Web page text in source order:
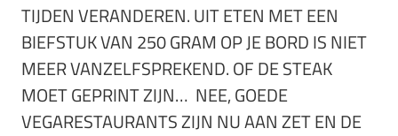
TIJDEN VERANDEREN. UIT ETEN MET EEN
BIEFSTUK VAN 250 GRAM OP JE BORD IS NIET
MEER VANZELFSPREKEND. OF DE STEAK
MOET GEPRINT ZIJN… NEE, GOEDE
VEGARESTAURANTS ZIJN NU AAN ZET EN DE